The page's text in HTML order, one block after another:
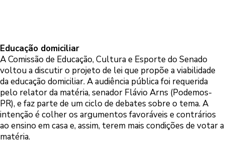
Educação domiciliar
A Comissão de Educação, Cultura e Esporte do Senado
voltou a discutir o projeto de lei que propõe a viabilidade
da educação domiciliar. A audiência pública foi requerida
pelo relator da matéria, senador Flávio Arns (Podemos-
PR), e faz parte de um ciclo de debates sobre o tema. A
intenção é colher os argumentos favoráveis e contrários
ao ensino em casa e, assim, terem mais condições de votar a
matéria.